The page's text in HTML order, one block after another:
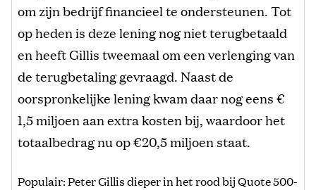
om zijn bedrijf financieel te ondersteunen. Tot
op heden is deze lening nog niet terugbetaald
en heeft Gillis tweemaal om een verlenging van
de terugbetaling gevraagd. Naast de
oorspronkelijke lening kwam daar nog eens €
1,5 miljoen aan extra kosten bij, waardoor het
totaalbedrag nu op €20,5 miljoen staat.
Populair: Peter Gillis dieper in het rood bij Quote 500-